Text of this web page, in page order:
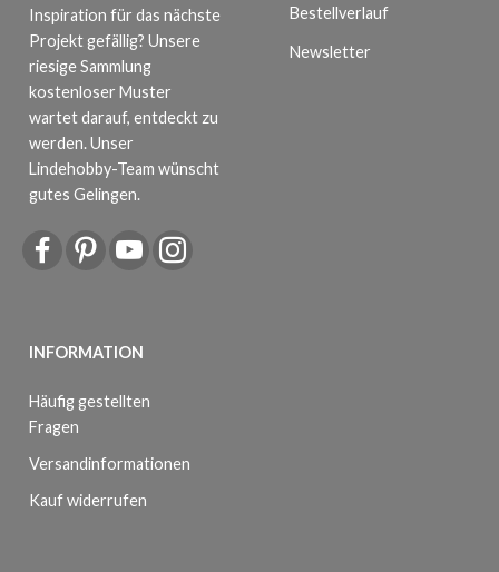
Inspiration für das nächste
Projekt gefällig? Unsere
riesige Sammlung
kostenloser Muster
wartet darauf, entdeckt zu
werden. Unser
Lindehobby-Team wünscht
gutes Gelingen.
INFORMATION
Häufig gestellten
Fragen
Versandinformationen
Kauf widerrufen
Bestellverlauf
Newsletter